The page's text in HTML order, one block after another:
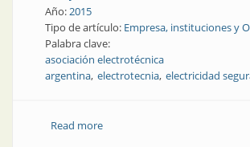
Año:2015
Tipo de artículo: Empresa, instituciones y
Palabra clave:
asociación electrotécnica
argentina electrotecnia electricidad
Read moreabout Institución | AEA: